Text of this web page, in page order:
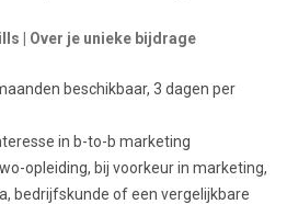
| Over je unieke bijdrage
beschikbaar, 3 dagen per
in b-to-b marketing
opleiding, bij voorkeur in marketing,
bedrijfskunde of een vergelijkbare